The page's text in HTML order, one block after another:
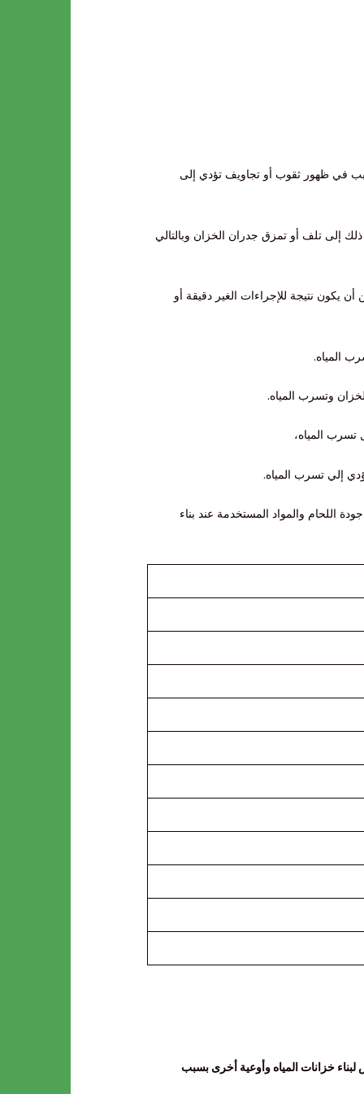
في ظهور ثقوب أو تجاويف تؤدي إلى
إلى تلف أو تمزق جدران الخزان وبالتالي
يكون نتيجة للإجراءات الغير دقيقة أو
المياه.
وتسرب المياه.
تسرب المياه،
إلي تسرب المياه.
اللحام والمواد المستخدمة عند بناء
خزانات المياه وأوعية أخرى بسبب